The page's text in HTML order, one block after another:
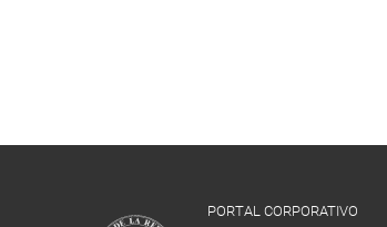
PORTAL CORPORATIVO